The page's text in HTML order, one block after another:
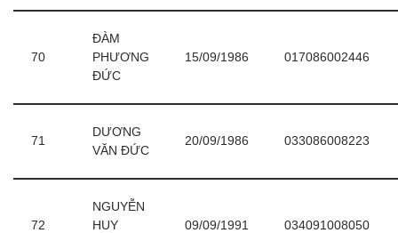
70
ĐÀM
PHƯƠNG
ĐỨC
15/09/1986 017086002446
71
DƯƠNG
VĂN ĐỨC
20/09/1986 033086008223
72
NGUYỄN
HUY
09/09/1991 034091008050